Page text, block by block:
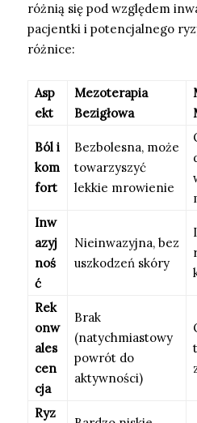
różnią się pod względem
pacjentki i potencjalnego
różnice:
Asp
ekt
Mezoterapia
Bezigłowa
Ból i
kom
fort
Bezbolesna, może
towarzyszyć
lekkie mrowienie
Inw
azyj
noś
ć
Nieinwazyjna, bez
uszkodzeń skóry
Rek
onw
ales
cen
cja
Brak
(natychmiastowy
powrót do
aktywności)
Ryz